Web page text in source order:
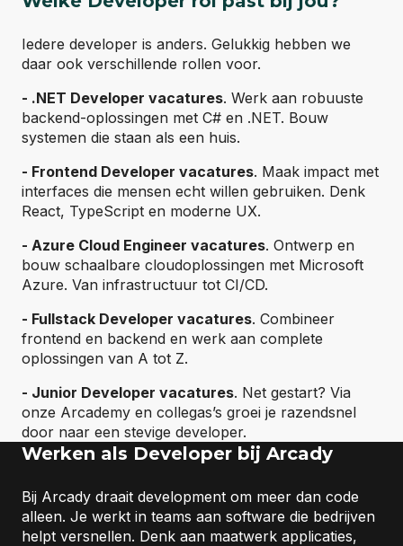
Iedere developer is anders. Gelukkig hebben we
daar ook verschillende rollen voor.
- .NET Developer vacatures. Werk aan robuuste
backend-oplossingen met C# en .NET. Bouw
systemen die staan als een huis.
- Frontend Developer vacatures. Maak impact met
interfaces die mensen echt willen gebruiken. Denk
React, TypeScript en moderne UX.
- Azure Cloud Engineer vacatures. Ontwerp en
bouw schaalbare cloudoplossingen met Microsoft
Azure. Van infrastructuur tot CI/CD.
- Fullstack Developer vacatures. Combineer
frontend en backend en werk aan complete
oplossingen van A tot Z.
- Junior Developer vacatures. Net gestart? Via
onze Arcademy en collegas’s groei je razendsnel
door naar een stevige developer.
Werken als Developer bij Arcady
Bij Arcady draait development om meer dan code
alleen. Je werkt in teams aan software die bedrijven
helpt versnellen. Denk aan maatwerk applicaties,